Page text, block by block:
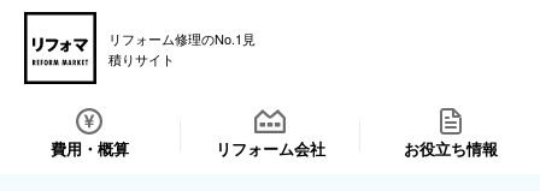
リフォーム修理のNo.1見
積りサイト
費用・概算 リフォーム会社 お役立ち情報